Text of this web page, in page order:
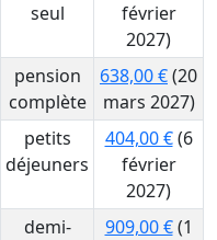
seul
février
2027)
pension
complète
638,00 €(20
mars 2027)
petits
déjeuners
404,00 €(6
février
2027)
demi-
909,00 €(1